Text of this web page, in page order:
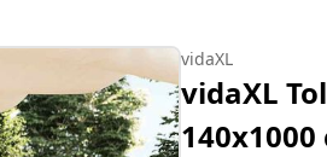
vidaXL
vidaXL
140x1000